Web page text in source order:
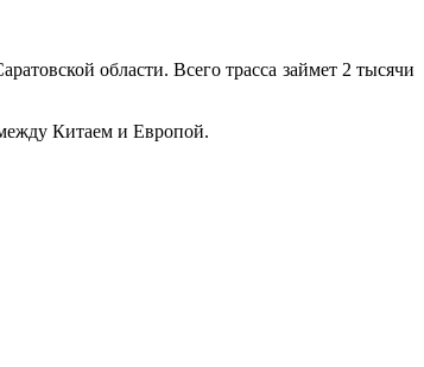
области. Всего трасса займет 2 тысячи
Китаем и Европой.